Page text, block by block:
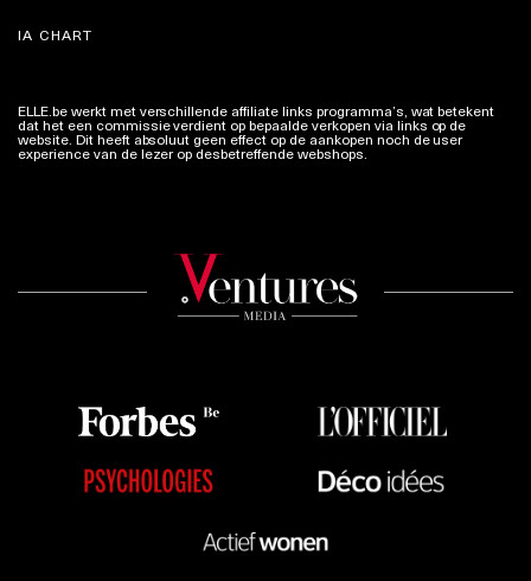
IA CHART
ELLE.be werkt met verschillende affiliate links programma’s, wat betekent
dat het een commissie verdient op bepaalde verkopen via links op de
website. Dit heeft absoluut geen effect op de aankopen noch de user
experience van de lezer op desbetreffende webshops.